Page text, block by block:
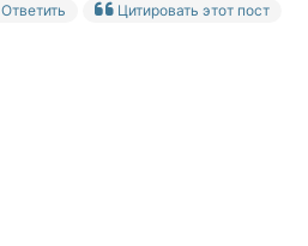
Ответить Цитировать этот пост